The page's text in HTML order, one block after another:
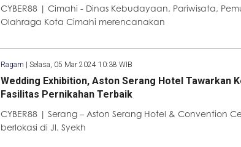
CYBER88 | Cimahi - Dinas Kebudayaan, Pariwisata,
Olahraga Kota Cimahi merencanakan
Ragam Selasa, 05 Mar 2024 10:38 WIB
Wedding Exhibition, Aston Serang Hotel Tawarkan
Fasilitas Pernikahan Terbaik
CYBER88 | Serang – Aston Serang Hotel & Convention
berlokasi di Jl. Syekh